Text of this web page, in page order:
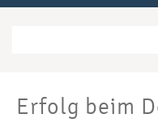
Erfolg beim